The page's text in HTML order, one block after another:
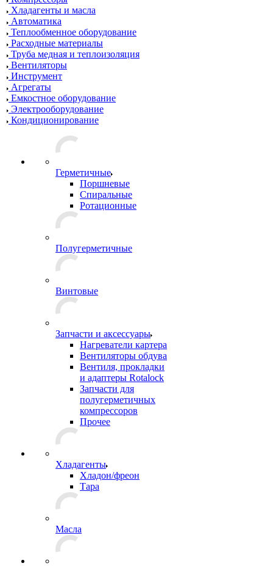
Хладагенты и масла
Автоматика
Теплообменное оборудование
Расходные материалы
Труба медная и теплоизоляция
Вентиляторы
Инструмент
Агрегаты
Емкостное оборудование
Электрооборудование
Кондиционирование
Герметичные
Поршневые
Спиральные
Ротационные
Полугерметичные
Винтовые
Запчасти и аксессуары
Нагреватели картера
Вентиляторы обдува
Вентиля, прокладки
и адаптеры Rotalock
Запчасти для
полугерметичных
компрессоров
Прочее
Хладагенты
Хладон/фреон
Тара
Масла